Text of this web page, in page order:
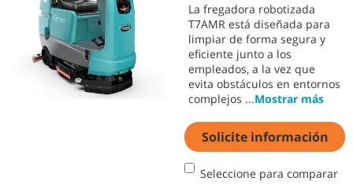
La fregadora robotizada
T7AMR está diseñada para
limpiar de forma segura y
eficiente junto a los
empleados, a la vez que
evita obstáculos en entornos
complejos ...Mostrar más
Solicite información
Seleccione para comparar